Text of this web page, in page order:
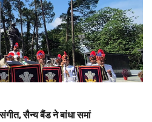
सैन्य बैंड ने बांधा समां